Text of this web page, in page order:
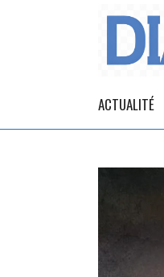
ACTUALITÉ